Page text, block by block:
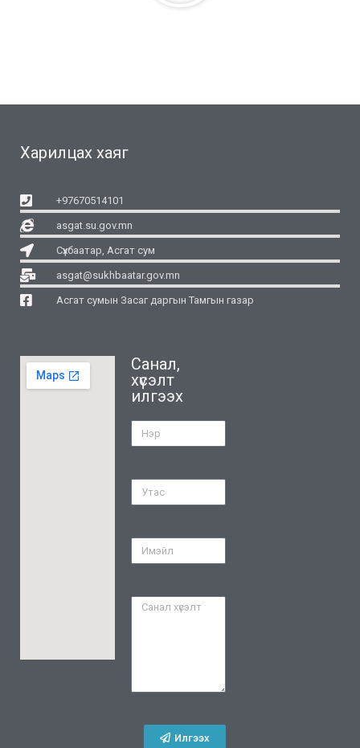
Харилцах хаяг
+97670514101
asgat.su.gov.mn
Сүхбаатар, Асгат сум
asgat@sukhbaatar.gov.mn
Асгат сумын Засаг даргын Тамгын газар
Санал,
хүсэлт
илгээх
Илгээх